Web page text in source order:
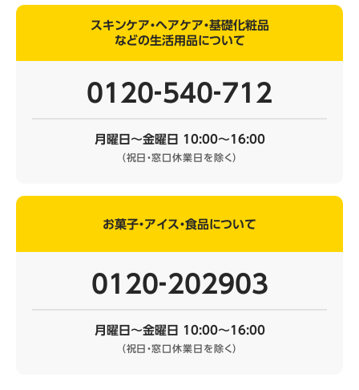
スキンケア・ヘアケア・基礎化粧品
などの生活用品について
0120‐540‐712
月曜日～金曜日 10:00～16:00
（祝日・窓口休業日を除く）
お菓子・アイス・食品について
0120‐202903
月曜日～金曜日 10:00～16:00
（祝日・窓口休業日を除く）